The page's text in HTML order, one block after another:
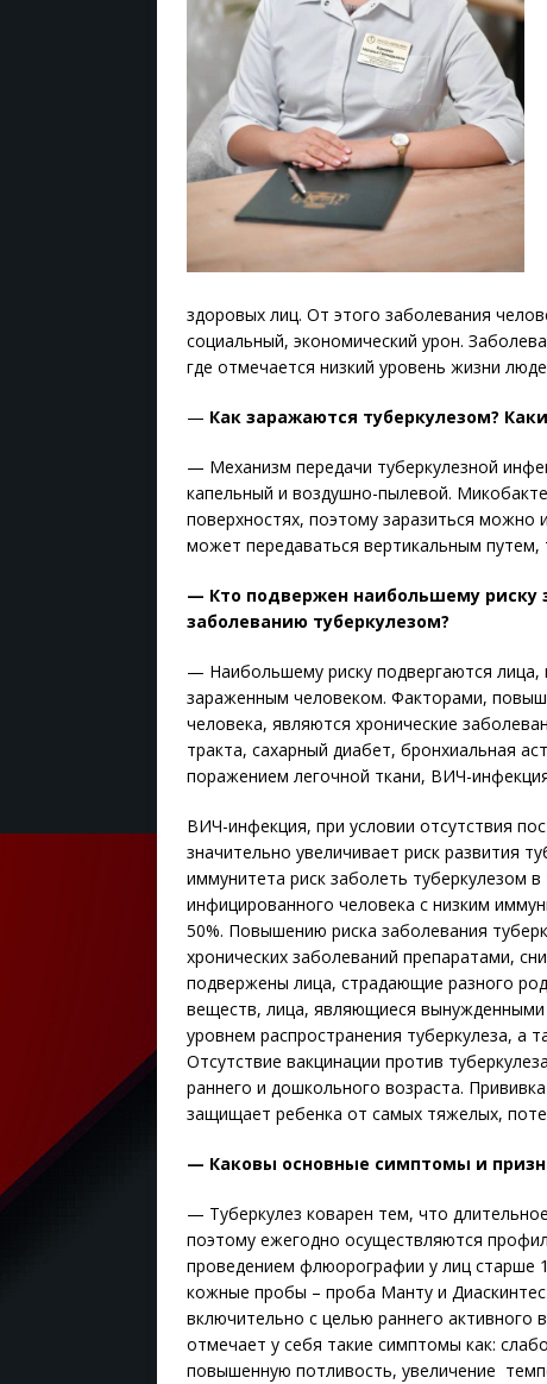
здоровых лиц. От этого заболевания
социальный, экономический урон.
где отмечается низкий уровень жизни
— Как заражаются туберкулезом?
— Механизм передачи туберкулезной
капельный и воздушно-пылевой.
поверхностях, поэтому заразиться можно
может передаваться вертикальным
— Кто подвержен наибольшему риску
заболеванию туберкулезом?
— Наибольшему риску подвергаются лица,
зараженным человеком. Факторами,
человека, являются хронические
тракта, сахарный диабет, бронхиальная
поражением легочной ткани, ВИЧ-
ВИЧ-инфекция, при условии отсутствия
значительно увеличивает риск развития
иммунитета риск заболеть туберкулезом
инфицированного человека с низким
50%. Повышению риска заболевания
хронических заболеваний препаратами,
подвержены лица, страдающие разного
веществ, лица, являющиеся
уровнем распространения туберкулеза, а
Отсутствие вакцинации против
раннего и дошкольного возраста.
защищает ребенка от самых тяжелых,
— Каковы основные симптомы и
— Туберкулез коварен тем, что
поэтому ежегодно осуществляются
проведением флюорографии у лиц старше
кожные пробы – проба Манту и
включительно с целью раннего активного
отмечает у себя такие симптомы как:
повышенную потливость, увеличение